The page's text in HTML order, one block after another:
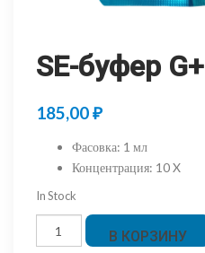
SE-буфер G+
185,00₽
Фасовка: 1 мл
Концентрация: 10 X
In Stock
Количество
товара
В КОРЗИНУ